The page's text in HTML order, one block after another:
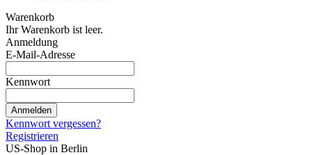
Warenkorb
Ihr Warenkorb ist leer.
Anmeldung
E-Mail-Adresse
Kennwort
Anmelden
Kennwort vergessen?
Registrieren
US-Shop in Berlin